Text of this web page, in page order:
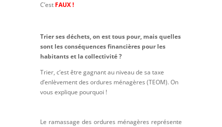
C’est FAUX !
Trier ses déchets, on est tous pour, mais quelles
sont les conséquences financières pour les
habitants et la collectivité ?
Trier, c’est être gagnant au niveau de sa taxe
d’enlèvement des ordures ménagères (TEOM). On
vous explique pourquoi !
Le ramassage des ordures ménagères représente